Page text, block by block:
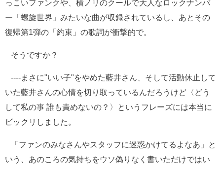
っこいファンクや、横ノリのクールで大人なロックナンバ
ー「螺旋世界」みたいな曲が収録されているし、あとその
復帰第1弾の「約束」の歌詞が衝撃的で。
そうですか？
----まさに"いい子"をやめた藍井さん、そして活動休止して
いた藍井さんの心情を切り取っているんだろうけど〈どう
して私の事 誰も責めないの？〉というフレーズには本当に
ビックリしました。
「ファンのみなさんやスタッフに迷惑かけてるよなあ」と
いう、あのころの気持ちをウソ偽りなく書いただけではい